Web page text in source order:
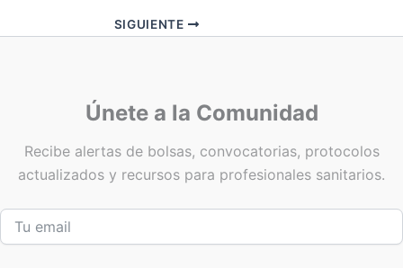
SIGUIENTE
Únete a la Comunidad
Recibe alertas de bolsas, convocatorias, protocolos
actualizados y recursos para profesionales sanitarios.